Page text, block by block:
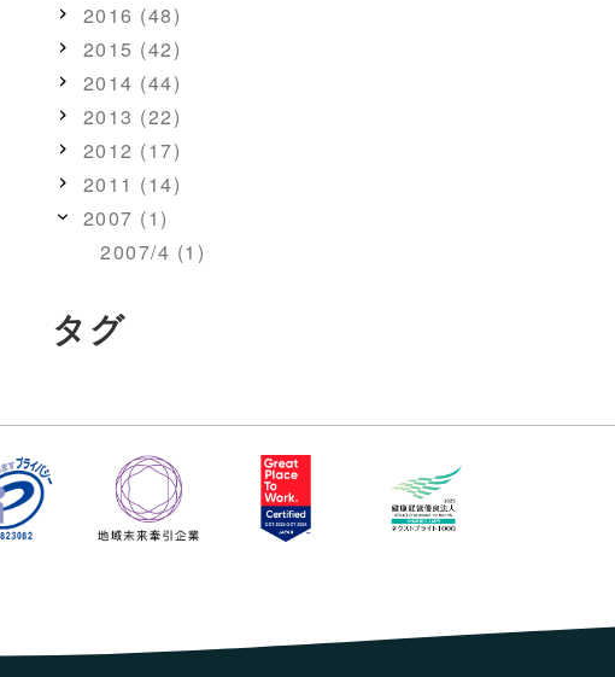
2016 (48)
2015 (42)
2014 (44)
2013 (22)
2012 (17)
2011 (14)
2007 (1)
2007/4 (1)
タグ